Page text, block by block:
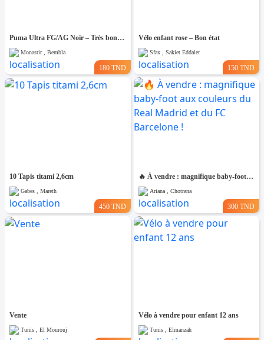
Puma Ultra FG/AG Noir – Très bon état
Monastir , Bembla
180 TND
Vélo enfant rose – Bon état
Sfax , Sakiet Eddaier
150 TND
10 Tapis titami 2,6cm
Gabes , Mareth
450 TND
🔥 À vendre : magnifique baby-foot aux couleurs du Real Madrid et du FC Barcelone !
Ariana , Chotrana
300 TND
Vente
Tunis , El Mourouj
Vélo à vendre pour enfant 12 ans
Tunis , Elmanzah